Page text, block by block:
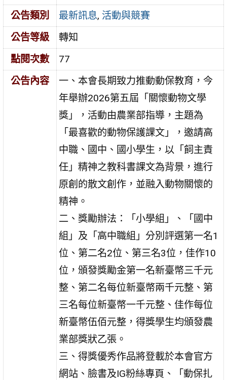
公告類別
最新訊息, 活動與競賽
公告等級
轉知
點閱次數
77
公告內容
一、本會長期致力推動動保教育，今
年舉辦2026第五屆「關懷動物文學
獎」，活動由農業部指導，主題為
「最喜歡的動物保護課文」，邀請高
中職、國中、國小學生，以「飼主責
任」精神之教科書課文為背景，進行
原創的散文創作，並融入動物關懷的
精神。
二、獎勵辦法：「小學組」、「國中
組」及「高中職組」分別評選第一名1
位、第二名2位、第三名3位，佳作10
位，頒發獎勵金第一名新臺幣三千元
整、第二名每位新臺幣兩千元整、第
三名每位新臺幣一千元整、佳作每位
新臺幣伍佰元整，得獎學生均頒發農
業部獎狀乙張。
三、得獎優秀作品將登載於本會官方
網站、臉書及IG粉絲專頁、「動保扎